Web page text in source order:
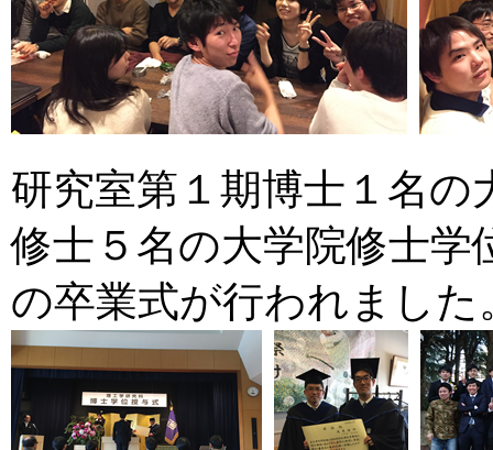
研究室第１期博士１名の
修士５名の大学院修士学
の卒業式が行われました